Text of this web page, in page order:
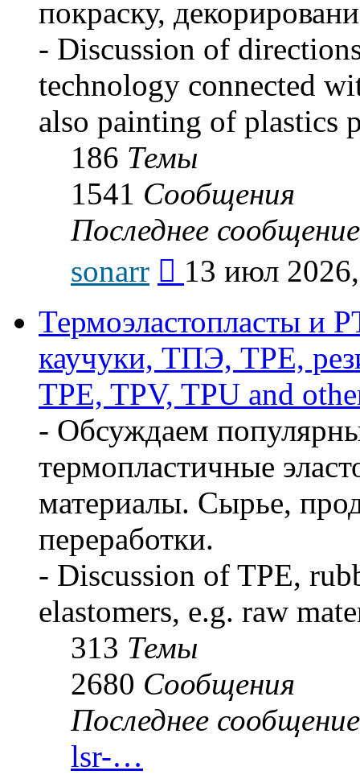
покраску,
- Discussion of
technology connected
also painting of plastics
186 Темы
1541 Сообщения
Последнее сообщение
sonarr
последнему
13 июл
Термоэластопласты и
каучуки, ТПЭ, TPE,
TPE, TPV, TPU and
- Обсуждаем
термопластичные
материалы. Сырье,
переработки.
- Discussion of TPE,
elastomers, e.g. raw
313 Темы
2680 Сообщения
Последнее сообщение
lsr-…